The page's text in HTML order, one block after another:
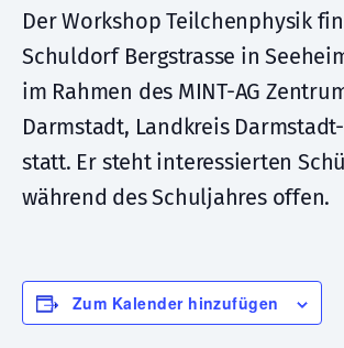
Der Workshop Teilchenphysik
Schuldorf Bergstrasse in
im Rahmen des MINT-AG
Darmstadt, Landkreis
statt. Er steht interessierten
während des Schuljahres offen.
Zum Kalender hinzufügen